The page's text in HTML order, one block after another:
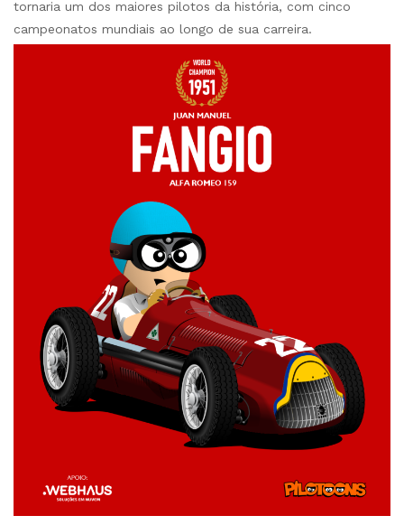
tornaria um dos maiores pilotos da história, com cinco
campeonatos mundiais ao longo de sua carreira.